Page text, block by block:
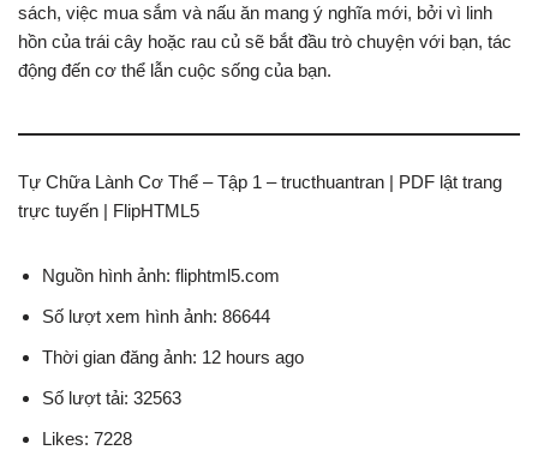
sách, việc mua sắm và nấu ăn mang ý nghĩa mới, bởi vì linh
hồn của trái cây hoặc rau củ sẽ bắt đầu trò chuyện với bạn, tác
động đến cơ thể lẫn cuộc sống của bạn.
Tự Chữa Lành Cơ Thể – Tập 1 – tructhuantran | PDF lật trang
trực tuyến | FlipHTML5
Nguồn hình ảnh: fliphtml5.com
Số lượt xem hình ảnh: 86644
Thời gian đăng ảnh: 12 hours ago
Số lượt tải: 32563
Likes: 7228